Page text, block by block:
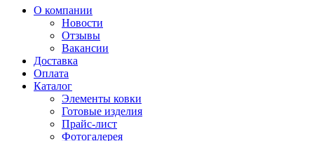
О компании
Новости
Отзывы
Вакансии
Доставка
Оплата
Каталог
Элементы ковки
Готовые изделия
Прайс-лист
Фотогалерея